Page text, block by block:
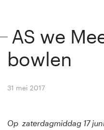
AS we
bowlen
31 mei 2017
Op zaterdagmiddag 17